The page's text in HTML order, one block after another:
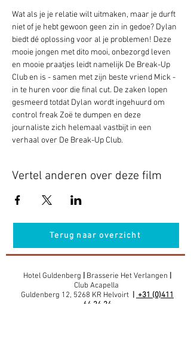
Wat als je je relatie wilt uitmaken, maar je durft
niet of je hebt gewoon geen zin in gedoe? Dylan
biedt dé oplossing voor al je problemen! Deze
mooie jongen met dito mooi, onbezorgd leven
en mooie praatjes leidt namelijk De Break-Up
Club en is - samen met zijn beste vriend Mick -
in te huren voor die final cut. De zaken lopen
gesmeerd totdat Dylan wordt ingehuurd om
control freak Zoë te dumpen en deze
journaliste zich helemaal vastbijt in een
verhaal over De Break-Up Club.
Vertel anderen over deze film
Terug naar overzicht
Hotel Guldenberg Brasserie Het Verlangen
Club Acapella
Guldenberg 12, 5268 KR Helvoirt
+31 (0)411
64 24 24